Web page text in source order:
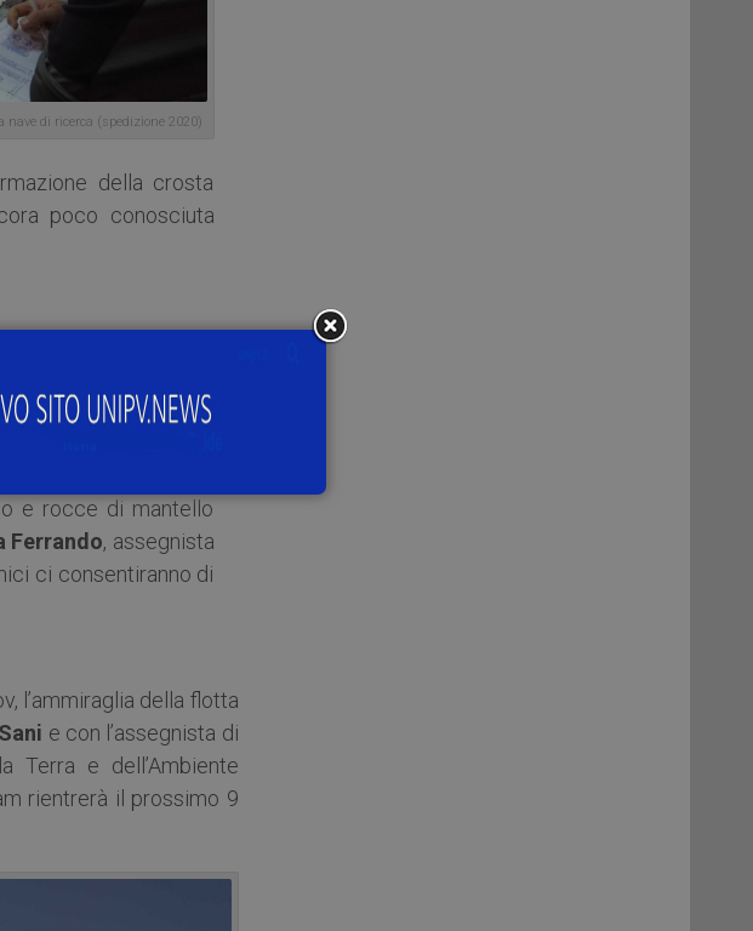
di ricerca (spedizione 2020)
della crosta
poco conosciuta
pavesi nell’ottobre
e di campionare il
crosta oceanica.
e del mantello
e rocce di mantello
Ferrando, assegnista
ci consentiranno di
l’ammiraglia della flotta
e con l’assegnista di
Terra e dell’Ambiente
rientrerà il prossimo 9